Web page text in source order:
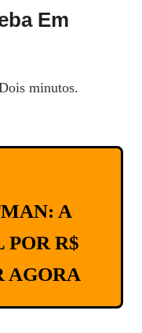
Em
minutos.
A
R$
AGORA